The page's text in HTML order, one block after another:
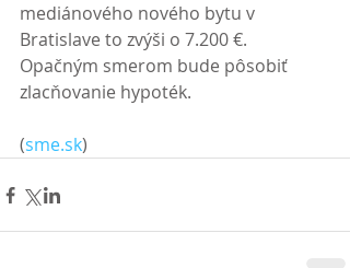
mediánového nového bytu v
Bratislave to zvýši o 7.200 €.
Opačným smerom bude pôsobiť
zlacňovanie hypoték.
(sme.sk)